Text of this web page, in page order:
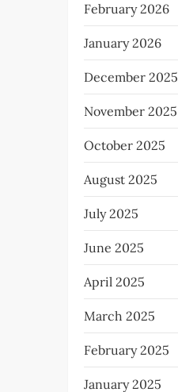
February 2026
January 2026
December 2025
November 2025
October 2025
August 2025
July 2025
June 2025
April 2025
March 2025
February 2025
January 2025